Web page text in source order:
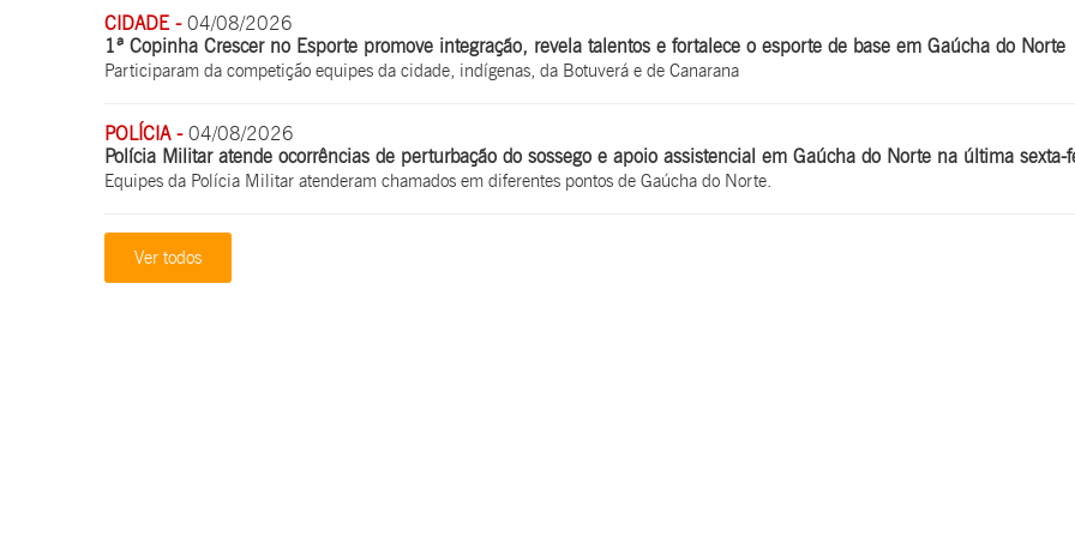
CIDADE -04/08/2026
1ª Copinha Crescer no Esporte promove integração, revela talentos e fortalece o esporte de base em Gaúcha do Norte
Participaram da competição equipes da cidade, indígenas, da Botuverá e de Canarana
POLÍCIA -04/08/2026
Polícia Militar atende ocorrências de perturbação do sossego e apoio assistencial em Gaúcha do Norte na última sexta-
Equipes da Polícia Militar atenderam chamados em diferentes pontos de Gaúcha do Norte.
Ver todos